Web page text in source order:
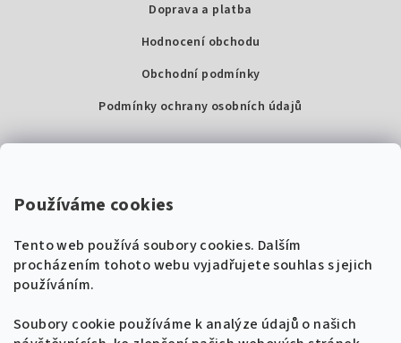
Používáme cookies
Tento web používá soubory cookies. Dalším
procházením tohoto webu vyjadřujete souhlas s jejich
používáním.
Soubory cookie používáme k analýze údajů o našich
Doprava a platba
Hodnocení obchodu
Obchodní podmínky
Podmínky ochrany osobních údajů
Super Noty, s.r.o.
IČ: 04568672
+420 604 485 792
🎸 Naladíme tě na nové zpěvníky!